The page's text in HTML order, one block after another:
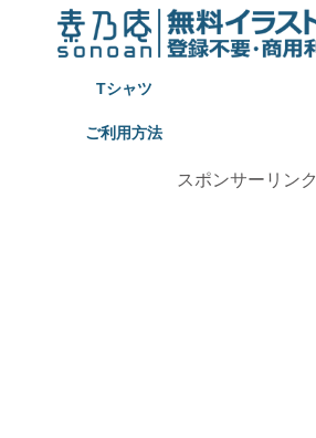
Tシャツ
ご利用方法
スポンサーリンク